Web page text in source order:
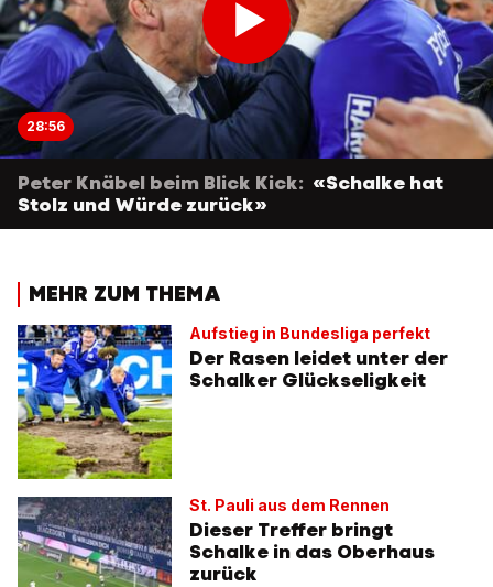
28:56
Peter Knäbel beim Blick Kick: «Schalke hat
Stolz und Würde zurück»
MEHR ZUM THEMA
Aufstieg in Bundesliga perfekt
Der Rasen leidet unter der
Schalker Glückseligkeit
St. Pauli aus dem Rennen
Dieser Treffer bringt
Schalke in das Oberhaus
zurück